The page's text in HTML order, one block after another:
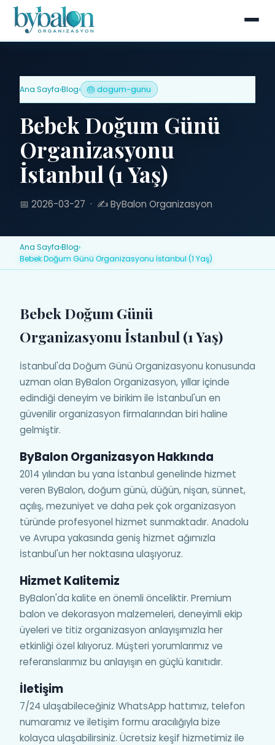
Ana Sayfa›Blog› 🎂 dogum-gunu
Bebek Doğum Günü
Organizasyonu
İstanbul (1 Yaş)
📅 2026-03-27 · ✍️ ByBalon Organizasyon
Ana Sayfa›Blog›
Bebek Doğum Günü Organizasyonu İstanbul (1 Yaş)
Bebek Doğum Günü
Organizasyonu İstanbul (1 Yaş)
İstanbul'da Doğum Günü Organizasyonu konusunda
uzman olan ByBalon Organizasyon, yıllar içinde
edindiği deneyim ve birikim ile İstanbul'un en
güvenilir organizasyon firmalarından biri haline
gelmiştir.
ByBalon Organizasyon Hakkında
2014 yılından bu yana İstanbul genelinde hizmet
veren ByBalon, doğum günü, düğün, nişan, sünnet,
açılış, mezuniyet ve daha pek çok organizasyon
türünde profesyonel hizmet sunmaktadır. Anadolu
ve Avrupa yakasında geniş hizmet ağımızla
İstanbul'un her noktasına ulaşıyoruz.
Hizmet Kalitemiz
ByBalon'da kalite en önemli önceliktir. Premium
balon ve dekorasyon malzemeleri, deneyimli ekip
üyeleri ve titiz organizasyon anlayışımızla her
etkinliği özel kılıyoruz. Müşteri yorumlarımız ve
referanslarımız bu anlayışın en güçlü kanıtıdır.
İletişim
7/24 ulaşabileceğiniz WhatsApp hattımız, telefon
numaramız ve iletişim formu aracılığıyla bize
kolayca ulaşabilirsiniz. Ücretsiz keşif hizmetimiz ile